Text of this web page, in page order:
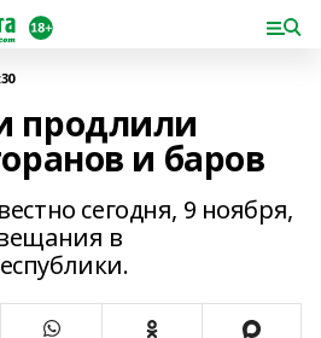
продлили
и баров
сегодня, 9 ноября,
в